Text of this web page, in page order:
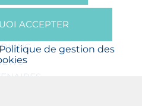
ACCEPTER
de gestion des